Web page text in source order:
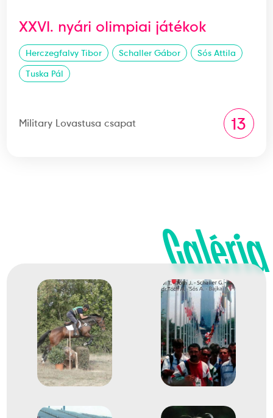
XXVI. nyári olimpiai játékok
Herczegfalvy Tibor Schaller Gábor
Sós Attila
Tuska Pál
Military Lovastusa csapat 13
Galéria